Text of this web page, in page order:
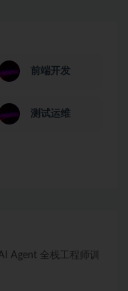
前端开发
测试运维
Agent 全栈工程师训